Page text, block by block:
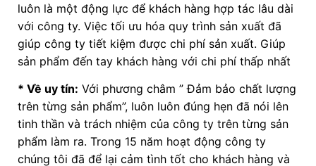
luôn là một động lực để khách hàng hợp tác lâu dài
với công ty. Việc tối ưu hóa quy trình sản xuất đã
giúp công ty tiết kiệm được chi phí sản xuất. Giúp
sản phẩm đến tay khách hàng với chi phí thấp nhất
* Về uy tín: Với phương châm ” Đảm bảo chất lượng
trên từng sản phẩm”, luôn luôn đúng hẹn đã nói lên
tinh thần và trách nhiệm của công ty trên từng sản
phẩm làm ra. Trong 15 năm hoạt động công ty
chúng tôi đã để lại cảm tình tốt cho khách hàng và